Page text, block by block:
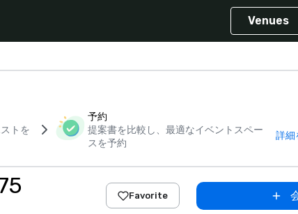
Venues
トを
予約
提案書を比較し、最適なイベントスペー
スを予約
詳細
Favorite